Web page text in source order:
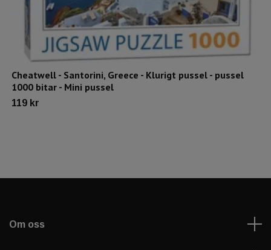
Cheatwell - Santorini, Greece - Klurigt pussel - pussel
1000 bitar - Mini pussel
119 kr
Om oss